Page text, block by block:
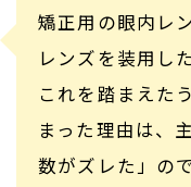
矯正用の眼内レ
レンズを装用し
これを踏まえた
まった理由は、
数がズレた」の